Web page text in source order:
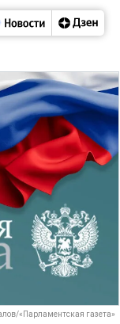
«Парламентская газета»